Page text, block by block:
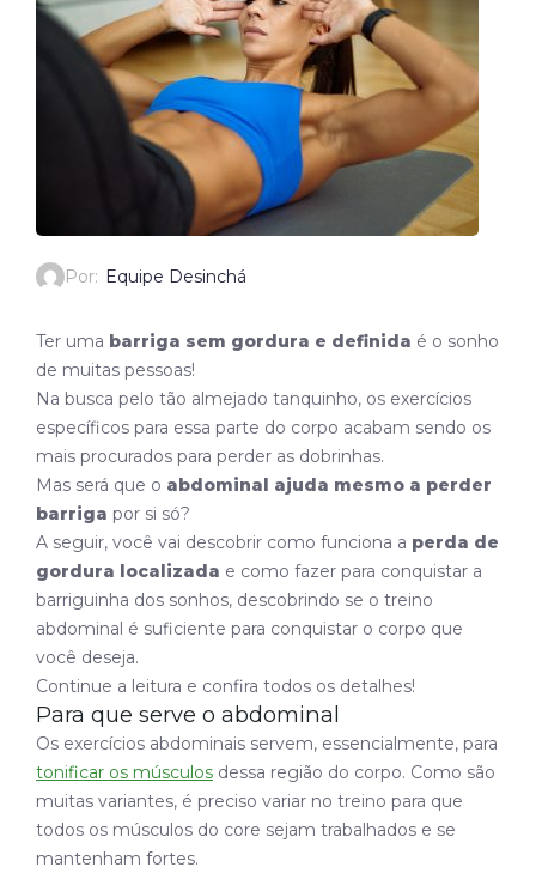
Por: Equipe Desinchá
Ter uma barriga sem gordura e definida é o sonho
de muitas pessoas!
Na busca pelo tão almejado tanquinho, os exercícios
específicos para essa parte do corpo acabam sendo os
mais procurados para perder as dobrinhas.
Mas será que o abdominal ajuda mesmo a perder
barriga por si só?
A seguir, você vai descobrir como funciona a perda de
gordura localizada e como fazer para conquistar a
barriguinha dos sonhos, descobrindo se o treino
abdominal é suficiente para conquistar o corpo que
você deseja.
Continue a leitura e confira todos os detalhes!
Para que serve o abdominal
Os exercícios abdominais servem, essencialmente, para
tonificar os músculos dessa região do corpo. Como são
muitas variantes, é preciso variar no treino para que
todos os músculos do core sejam trabalhados e se
mantenham fortes.